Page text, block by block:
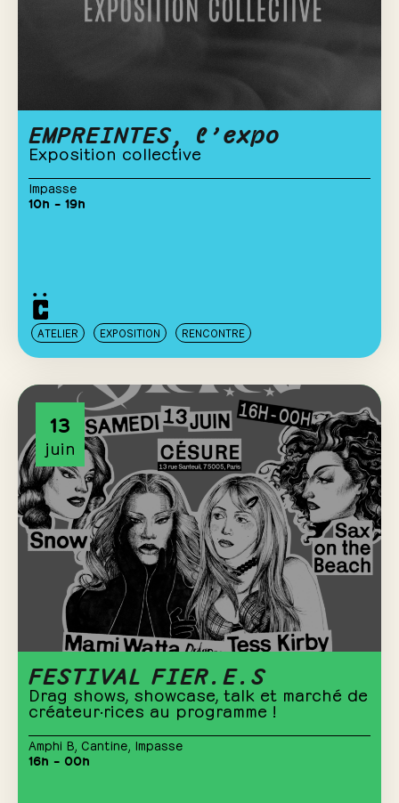
EMPREINTES, l’expo
Exposition collective
Impasse
10h – 19h
ATELIER EXPOSITION RENCONTRE
13
juin
FESTIVAL FIER.E.S
Drag shows, showcase, talk et marché de
créateur·rices au programme !
Amphi B Cantine Impasse
16h – 00h